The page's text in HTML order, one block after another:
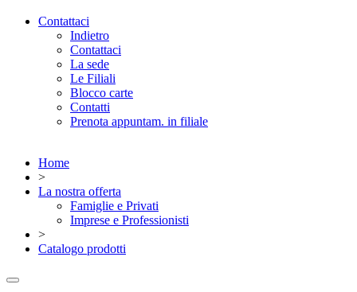
Contattaci
Indietro
Contattaci
La sede
Le Filiali
Blocco carte
Contatti
Prenota appuntam. in filiale
Home
>
La nostra offerta
Famiglie e Privati
Imprese e Professionisti
>
Catalogo prodotti